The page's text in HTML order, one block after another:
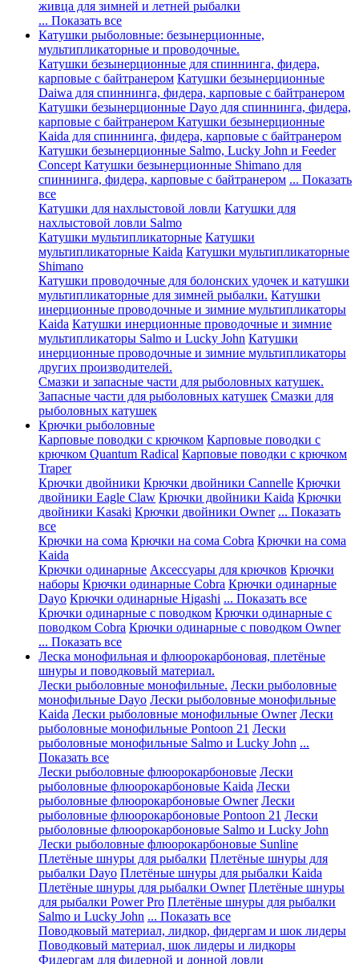
живца для зимней и летней рыбалки
... Показать все
Катушки рыболовные: безынерционные,
мультипликаторные и проводочные.
Катушки безынерционные для спиннинга, фидера,
карповые с байтранером Катушки безынерционные
Daiwa для спиннинга, фидера, карповые с байтранером
Катушки безынерционные Dayo для спиннинга, фидера,
карповые с байтранером Катушки безынерционные
Kaida для спиннинга, фидера, карповые с байтранером
Катушки безынерционные Salmo, Lucky John и Feeder
Concept Катушки безынерционные Shimano для
спиннинга, фидера, карповые с байтранером ... Показать
все
Катушки для нахлыстовой ловли Катушки для
нахлыстовой ловли Salmo
Катушки мультипликаторные Катушки
мультипликаторные Kaida Катушки мультипликаторные
Shimano
Катушки проводочные для болонских удочек и катушки
мультипликаторные для зимней рыбалки. Катушки
инерционные проводочные и зимние мультипликаторы
Kaida Катушки инерционные проводочные и зимние
мультипликаторы Salmo и Lucky John Катушки
инерционные проводочные и зимние мультипликаторы
других производителей.
Смазки и запасные части для рыболовных катушек.
Запасные части для рыболовных катушек Смазки для
рыболовных катушек
Крючки рыболовные
Карповые поводки с крючком Карповые поводки с
крючком Quantum Radical Карповые поводки с крючком
Traper
Крючки двойники Крючки двойники Cannelle Крючки
двойники Eagle Claw Крючки двойники Kaida Крючки
двойники Kasaki Крючки двойники Owner ... Показать
все
Крючки на сома Крючки на сома Cobra Крючки на сома
Kaida
Крючки одинарные Аксессуары для крючков Крючки
наборы Крючки одинарные Cobra Крючки одинарные
Dayo Крючки одинарные Higashi ... Показать все
Крючки одинарные с поводком Крючки одинарные с
поводком Cobra Крючки одинарные с поводком Owner
... Показать все
Леска монофильная и флюорокарбоновая, плетёные
шнуры и поводковый материал.
Лески рыболовные монофильные. Лески рыболовные
монофильные Dayo Лески рыболовные монофильные
Kaida Лески рыболовные монофильные Owner Лески
рыболовные монофильные Pontoon 21 Лески
рыболовные монофильные Salmo и Lucky John ...
Показать все
Лески рыболовные флюорокарбоновые Лески
рыболовные флюорокарбоновые Kaida Лески
рыболовные флюорокарбоновые Owner Лески
рыболовные флюорокарбоновые Pontoon 21 Лески
рыболовные флюорокарбоновые Salmo и Lucky John
Лески рыболовные флюорокарбоновые Sunline
Плетёные шнуры для рыбалки Плетёные шнуры для
рыбалки Dayo Плетёные шнуры для рыбалки Kaida
Плетёные шнуры для рыбалки Owner Плетёные шнуры
для рыбалки Power Pro Плетёные шнуры для рыбалки
Salmo и Lucky John ... Показать все
Поводковый материал, лидкор, фидергам и шок лидеры
Поводковый материал, шок лидеры и лидкоры
Фидергам для фидерной и донной ловли